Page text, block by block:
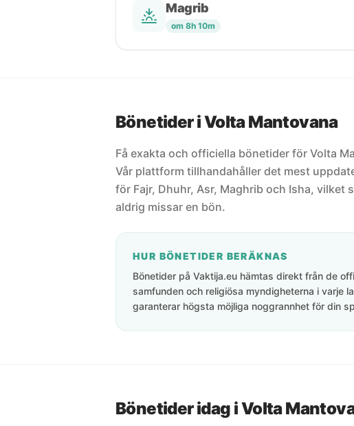
Magrib
om 8h 10m
Bönetider i Volta Mantovana
Få exakta och officiella bönetider för Volta
Vår plattform tillhandahåller det mest
för Fajr, Dhuhr, Asr, Maghrib och Isha, vilket
aldrig missar en bön.
HUR BÖNETIDER BERÄKNAS
Bönetider på Vaktija.eu hämtas direkt från de
samfunden och religiösa myndigheterna i varje
garanterar högsta möjliga noggrannhet för din
Bönetider idag i Volta